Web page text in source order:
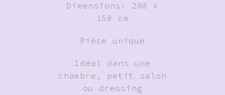
Dimensions: 200 x
150 cm
Pièce unique
Idéal dans une
chambre, petit salon
ou dressing